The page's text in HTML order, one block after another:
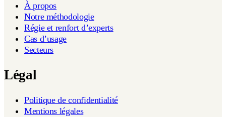
À propos
Notre méthodologie
Régie et renfort d’experts
Cas d’usage
Secteurs
Légal
Politique de confidentialité
Mentions légales